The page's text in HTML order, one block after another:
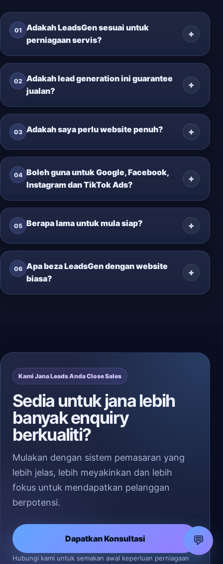
01
Adakah LeadsGen sesuai untuk
perniagaan servis?
02 Adakah lead generation ini guarantee
jualan?
03 Adakah saya perlu website penuh?
04 Boleh guna untuk Google, Facebook,
Instagram dan TikTok Ads?
05 Berapa lama untuk mula siap?
06 Apa beza LeadsGen dengan website
biasa?
Kami Jana Leads Anda Close Sales
Sedia untuk jana lebih
banyak enquiry
berkualiti?
Mulakan dengan sistem pemasaran yang
lebih jelas, lebih meyakinkan dan lebih
fokus untuk mendapatkan pelanggan
berpotensi.
Dapatkan Konsultasi
Hubungi kami untuk semakan awal keperluan perniagaan
💬